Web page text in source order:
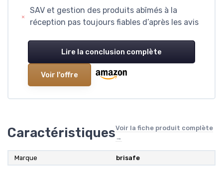
SAV et gestion des produits abîmés à la
réception pas toujours fiables d’après les avis
Lire la conclusion complète
Voir l'offre
CaractéristiquesVoir la fiche produit complète
→
Marque brisafe